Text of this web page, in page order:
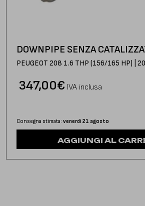
DOWNPIPE SENZA
PEUGEOT 208 1.6 THP (156/165 HP) |
€
347,00 IVA inclusa
Consegna stimata: venerdì 21 agosto
AGGIUNGI AL